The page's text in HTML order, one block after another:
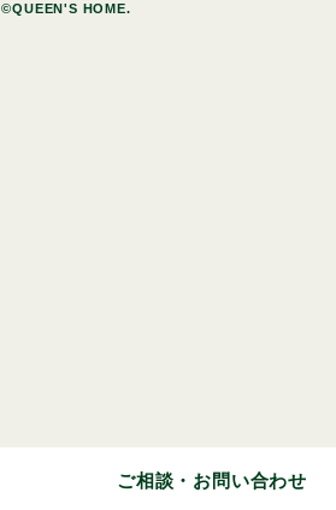
ご相談・お問い合わせ
©QUEEN'S HOME.